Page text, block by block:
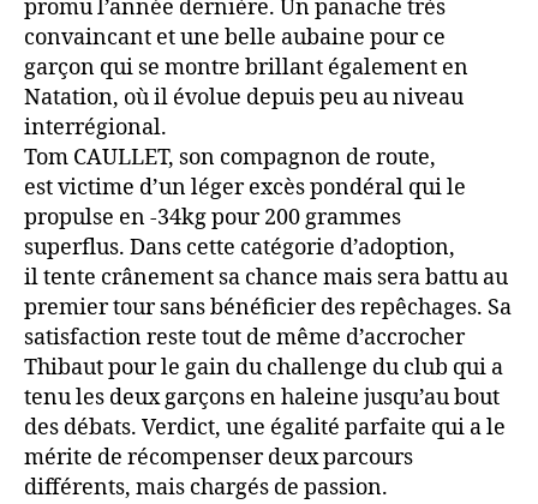
promu l’année dernière. Un panache très
convaincant et une belle aubaine pour ce
garçon qui se montre brillant également en
Natation, où il évolue depuis peu au niveau
interrégional.
Tom CAULLET, son compagnon de route,
est victime d’un léger excès pondéral qui le
propulse en -34kg pour 200 grammes
superflus. Dans cette catégorie d’adoption,
il tente crânement sa chance mais sera battu au
premier tour sans bénéficier des repêchages. Sa
satisfaction reste tout de même d’accrocher
Thibaut pour le gain du challenge du club qui a
tenu les deux garçons en haleine jusqu’au bout
des débats. Verdict, une égalité parfaite qui a le
mérite de récompenser deux parcours
différents, mais chargés de passion.